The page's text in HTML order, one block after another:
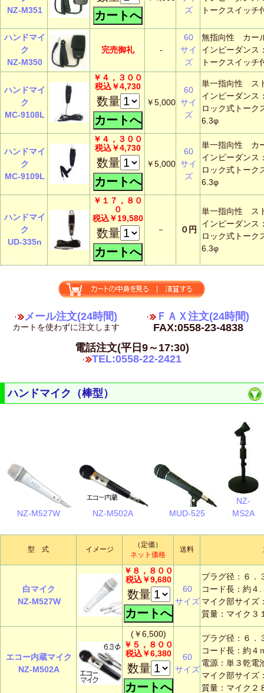
NZ-M351
ズ
トークスイッ
ハンドマイ
ク
NZ-M350
完売御礼 -
60
サイ
ズ
無指向性 カー
インピーダンス
トークスイッ
ハンドマイ
ク
MC-9108L
￥４，３００
税込￥4,730
数量 ￥5,000
60
サイ
ズ
単一指向性 ス
インピーダンス
ロック式トー
6.3φ
ハンドマイ
ク
MC-9109L
￥４，３００
税込￥4,730
数量 ￥5,000
60
サイ
ズ
単一指向性 カ
インピーダンス
ロック式トー
6.3φ
ハンドマイ
ク
UD-335n
￥１７，８０
０
税込￥19,580
数量 － ０円
単一指向性 ス
インピーダンス
ロック式トー
6.3φ
メール注文(24時間)
カートを使わずに注文します
ＦＡＸ注文(24時間)
FAX:0558-23-4838
電話注文(平日9～17:30)
TEL:0558-22-2421
ハンドマイク（棒型）
NZ-M527W NZ-M502A MUD-525
NZ-
MS2A
型 式 イメージ
（定価）
ネット価格
送料
白マイク
NZ-M527W
￥８，８００
税込￥9,680
数量
60
サイズ
プラグ径：６．
コード長：約４.
マイク部サイズ
質量：マイク３
エコー内蔵マイク
NZ-M502A
(￥6,500)
￥５，８００
税込￥6,380
数量
60
サイズ
プラグ径：６．
コード長：約４
電源：単３乾電
マイク部サイズ
質量：マイク２